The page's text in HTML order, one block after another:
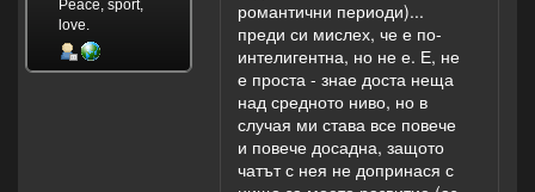
Peace, sport,
love.
романтични периоди)...
преди си мислех, че е по-
интелигентна, но не е. Е, не
е проста - знае доста неща
над средното ниво, но в
случая ми става все повече
и повече досадна, защото
чатът с нея не допринася с